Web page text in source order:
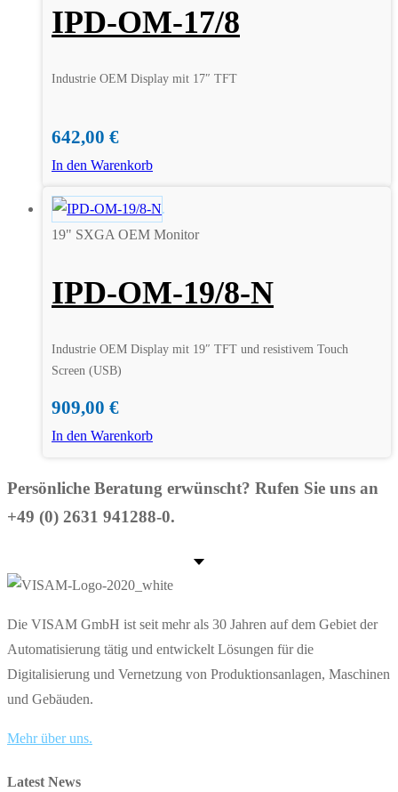
IPD-OM-17/8
Industrie OEM Display mit 17″ TFT
642,00 €
In den Warenkorb
19" SXGA OEM Monitor
IPD-OM-19/8-N
Industrie OEM Display mit 19″ TFT und resistivem Touch
Screen (USB)
909,00 €
In den Warenkorb
Persönliche Beratung erwünscht? Rufen Sie uns an
+49 (0) 2631 941288-0.
Die VISAM GmbH ist seit mehr als 30 Jahren auf dem Gebiet der
Automatisierung tätig und entwickelt Lösungen für die
Digitalisierung und Vernetzung von Produktionsanlagen, Maschinen
und Gebäuden.
Mehr über uns.
Latest News